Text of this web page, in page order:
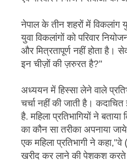
नेपाल के तीन शहरों में विकलांग
युवा विकलांगों को परिवार
और मित्रतापूर्ण नहीं होता है।
इन चीज़ों की ज़रुरत है?"
अध्ययन में हिस्सा लेने वाले
चर्चा नहीं की जाती है।
है. महिला प्रतिभागियों ने
का कौन सा तरीका अपनाया
एक महिला प्रतिभागी ने
खरीद कर लाने की पेशकश करते